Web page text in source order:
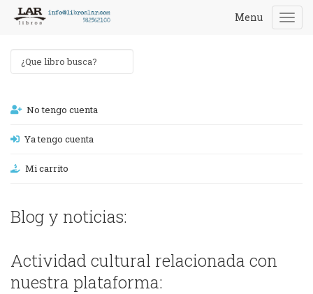
Menu
No tengo cuenta
Ya tengo cuenta
Mi carrito
Blog y noticias:
Actividad cultural relacionada con
nuestra plataforma: